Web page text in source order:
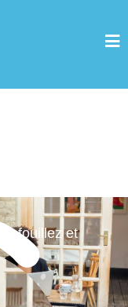
fouillez et